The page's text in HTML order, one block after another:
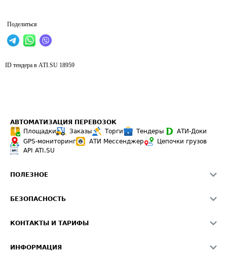
Поделиться
ID тендера в ATI.SU 18959
АВТОМАТИЗАЦИЯ ПЕРЕВОЗОК
Площадки
Заказы Торги Тендеры
АТИ-Доки
GPS-мониторинг
АТИ Мессенджер
Цепочки грузов
API ATI.SU
ПОЛЕЗНОЕ
Звезды ATI.SU на вашем сайте
Средние ставки
БЕЗОПАСНОСТЬ
Светофор+
КОНТАКТЫ И ТАРИФЫ
ИНФОРМАЦИЯ